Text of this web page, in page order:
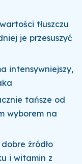
tłuszczu
je przesuszyć
intensywniejszy,
tańsze od
wyborem na
źródło
i witamin z